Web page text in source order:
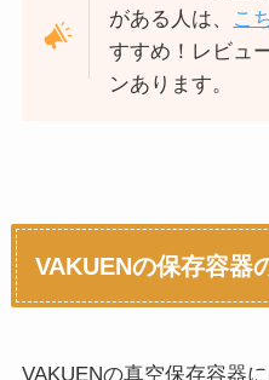
がある人は、 こ
すすめ！レビュ
ンあります。
VAKUENの保存容器
VAKUENの真空保存容器